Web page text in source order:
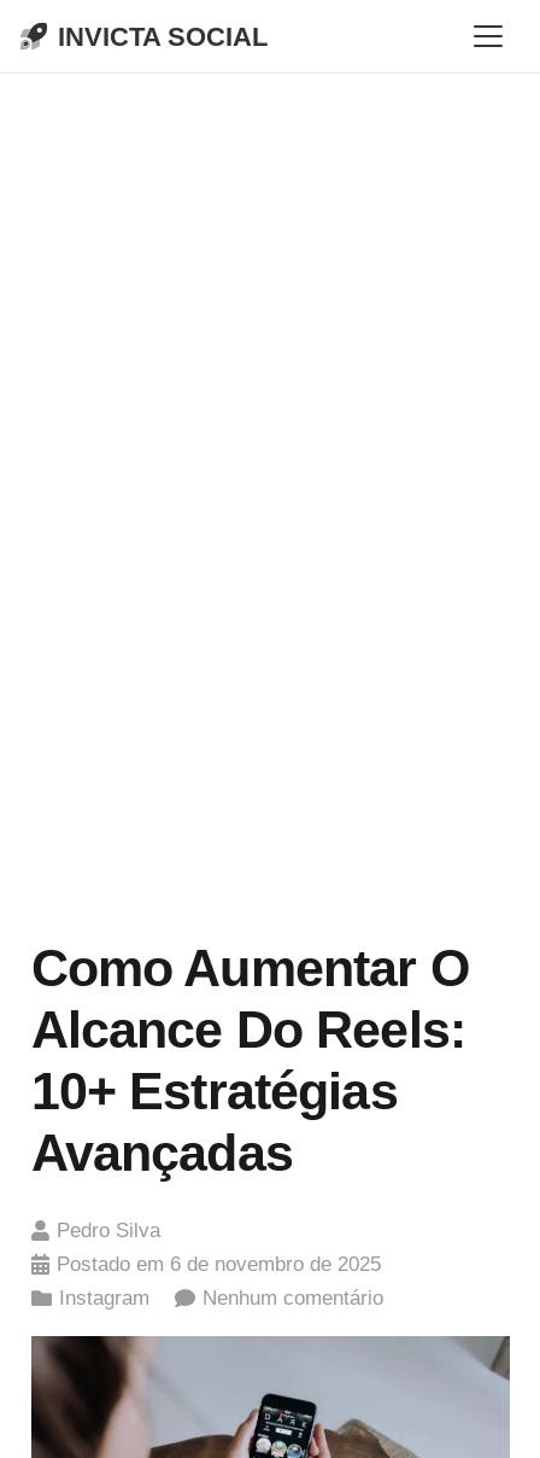
INVICTA SOCIAL
Como Aumentar O
Alcance Do Reels:
10+ Estratégias
Avançadas
Pedro Silva
Postado em 6 de novembro de 2025
Instagram
Nenhum comentário